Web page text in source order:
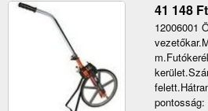
41 148 Ft
12006001